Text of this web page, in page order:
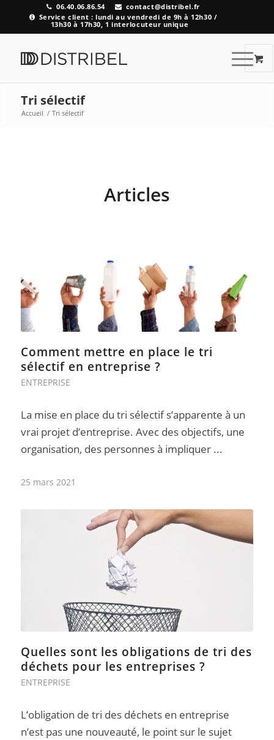
06.40.06.86.54
contact@distribel.fr
Service client : lundi au vendredi de 9h à 12h30 /
13h30 à 17h30, 1 interlocuteur unique
Tri sélectif
Accueil / Tri sélectif
Articles
Comment mettre en place le tri
sélectif en entreprise ?
ENTREPRISE
La mise en place du tri sélectif s’apparente à un
vrai projet d’entreprise. Avec des objectifs, une
organisation, des personnes à impliquer ...
25 mars 2021
Quelles sont les obligations de tri des
déchets pour les entreprises ?
ENTREPRISE
L’obligation de tri des déchets en entreprise
n’est pas une nouveauté, le point sur le sujet